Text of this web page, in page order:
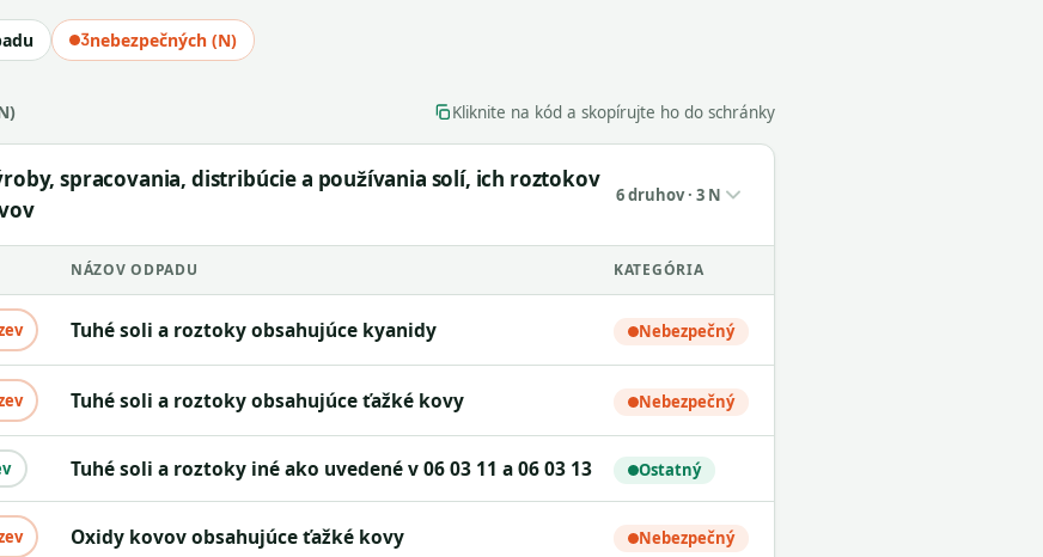
3nebezpečných (N)
Kliknite na kód a skopírujte ho do schránky
spracovania, distribúcie a používania solí, ich roztokov
6 druhov · 3 N
NÁZOV ODPADU KATEGÓRIA
tuhé soli a roztoky obsahujúce kyanidy Nebezpečný
tuhé soli a roztoky obsahujúce ťažké kovy Nebezpečný
tuhé soli a roztoky iné ako uvedené v 06 03 11 a 06 03 13 Ostatný
oxidy kovov obsahujúce ťažké kovy Nebezpečný